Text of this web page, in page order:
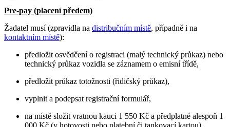
Pre-pay (placení předem)
Žadatel musí (zpravidla na distribučním místě, případně i na
kontaktním místě):
předložit osvědčení o registraci (malý technický průkaz) nebo
technický průkaz vozidla se záznamem o emisní třídě,
předložit průkaz totožnosti (řidičský průkaz),
vyplnit a podepsat registrační formulář,
na místě složit vratnou kauci 1 550 Kč a předplatné alespoň 1